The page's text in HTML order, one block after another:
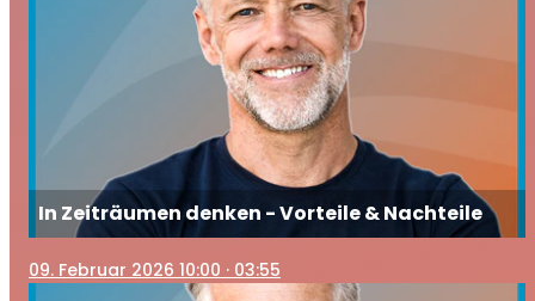
In Zeiträumen denken - Vorteile & Nachteile
09. Februar 2026 10:00 · 03:55